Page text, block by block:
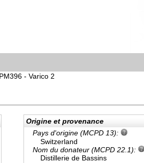
PM396 - Varico 2
Origine et provenance
Pays d'origine (MCPD 13):
Switzerland
Nom du donateur (MCPD 22.1):
Distillerie de Bassins